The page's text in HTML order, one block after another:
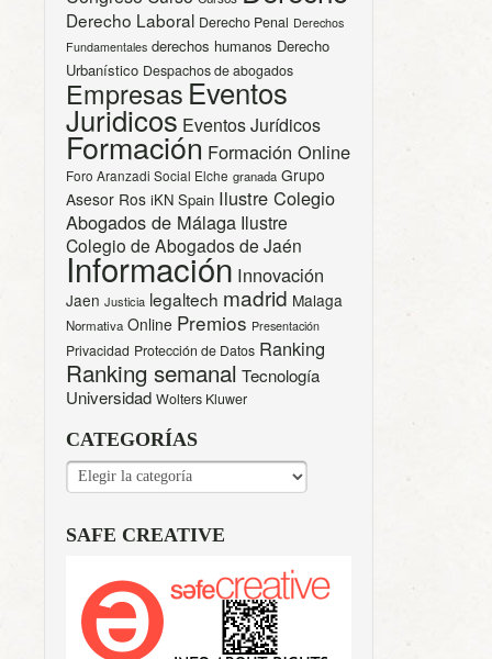
Derecho Laboral Derecho Penal Derechos
Fundamentales derechos humanos Derecho
Urbanístico Despachos de abogados
Empresas Eventos
Juridicos Eventos Jurídicos
Formación Formación Online
Foro Aranzadi Social Elche granada Grupo
Asesor Ros iKN Spain Ilustre Colegio
Abogados de Málaga Ilustre
Colegio de Abogados de Jaén
Información Innovación
Jaen Justicia legaltech madrid Malaga
Normativa Online Premios Presentación
Privacidad Protección de Datos Ranking
Ranking semanal Tecnología
Universidad Wolters Kluwer
CATEGORÍAS
CATEGORÍAS
SAFE CREATIVE